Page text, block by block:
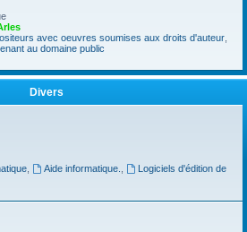
avec oeuvres soumises aux droits d'auteur,
au domaine public
Divers
, Aide informatique.
Logiciels d'édition de